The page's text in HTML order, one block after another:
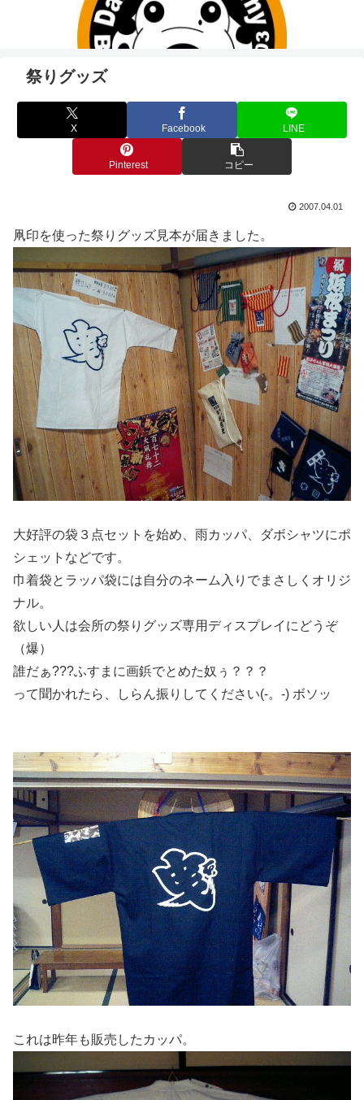
祭りグッズ
X Facebook LINE
Pinterest コピー
2007.04.01
凧印を使った祭りグッズ見本が届きました。
大好評の袋３点セットを始め、雨カッパ、ダボシャツにポ
シェットなどです。
巾着袋とラッパ袋には自分のネーム入りでまさしくオリジ
ナル。
欲しい人は会所の祭りグッズ専用ディスプレイにどうぞ
（爆）
誰だぁ???ふすまに画鋲でとめた奴ぅ？？？
って聞かれたら、しらん振りしてください(-。-) ボソッ
これは昨年も販売したカッパ。